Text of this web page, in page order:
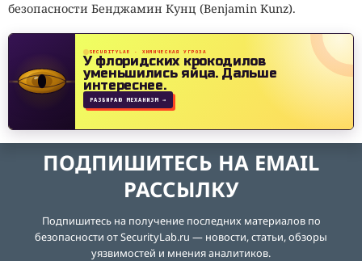
безопасности Бенджамин Кунц (Benjamin Kunz).
SECURITYLAB · ХИМИЧЕСКАЯ УГРОЗА
У флоридских крокодилов
уменьшились яйца.Дальше
интереснее.
РАЗБИРАЮ МЕХАНИЗМ →
ПОДПИШИТЕСЬ НА EMAIL
РАССЫЛКУ
Подпишитесь на получение последних материалов по
безопасности от SecurityLab.ru — новости, статьи, обзоры
уязвимостей и мнения аналитиков.